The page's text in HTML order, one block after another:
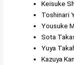
Keisuke
Toshinari
Yousuke
Sota
Yuya
Kazuya